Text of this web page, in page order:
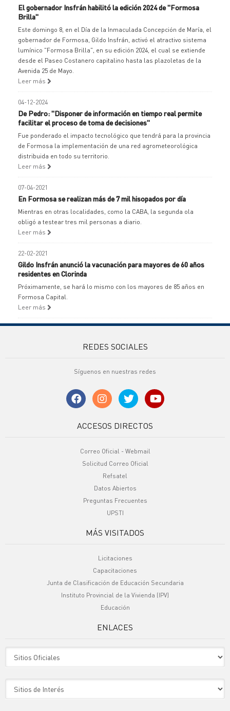
El gobernador Insfrán habilitó la edición 2024 de "Formosa
Brilla"
Este domingo 8, en el Día de la Inmaculada Concepción de María, el
gobernador de Formosa, Gildo Insfrán, activó el atractivo sistema
lumínico "Formosa Brilla", en su edición 2024, el cual se extiende
desde el Paseo Costanero capitalino hasta las plazoletas de la
Avenida 25 de Mayo.
Leer más
04-12-2024
De Pedro: "Disponer de información en tiempo real permite
facilitar el proceso de toma de decisiones"
Fue ponderado el impacto tecnológico que tendrá para la provincia
de Formosa la implementación de una red agrometeorológica
distribuida en todo su territorio.
Leer más
07-04-2021
En Formosa se realizan más de 7 mil hisopados por día
Mientras en otras localidades, como la CABA, la segunda ola
obligó a testear tres mil personas a diario.
Leer más
22-02-2021
Gildo Insfrán anunció la vacunación para mayores de 60 años
residentes en Clorinda
Próximamente, se hará lo mismo con los mayores de 85 años en
Formosa Capital.
Leer más
REDES SOCIALES
Síguenos en nuestras redes
ACCESOS DIRECTOS
Correo Oficial - Webmail
Solicitud Correo Oficial
Refsatel
Datos Abiertos
Preguntas Frecuentes
UPSTI
MÁS VISITADOS
Licitaciones
Capacitaciones
Junta de Clasificación de Educación Secundaria
Instituto Provincial de la Vivienda (IPV)
Educación
ENLACES